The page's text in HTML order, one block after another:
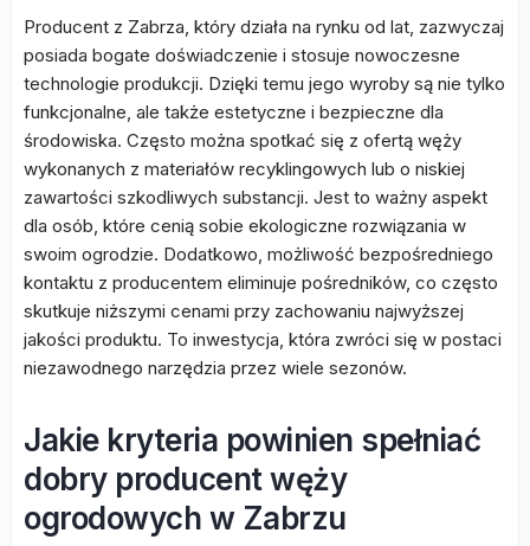
Producent z Zabrza, który działa na rynku od lat, zazwyczaj
posiada bogate doświadczenie i stosuje nowoczesne
technologie produkcji. Dzięki temu jego wyroby są nie tylko
funkcjonalne, ale także estetyczne i bezpieczne dla
środowiska. Często można spotkać się z ofertą węży
wykonanych z materiałów recyklingowych lub o niskiej
zawartości szkodliwych substancji. Jest to ważny aspekt
dla osób, które cenią sobie ekologiczne rozwiązania w
swoim ogrodzie. Dodatkowo, możliwość bezpośredniego
kontaktu z producentem eliminuje pośredników, co często
skutkuje niższymi cenami przy zachowaniu najwyższej
jakości produktu. To inwestycja, która zwróci się w postaci
niezawodnego narzędzia przez wiele sezonów.
Jakie kryteria powinien spełniać
dobry producent węży
ogrodowych w Zabrzu